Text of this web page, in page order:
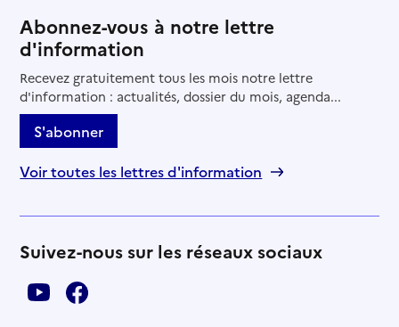
Abonnez-vous à notre lettre
d'information
Recevez gratuitement tous les mois notre lettre
d'information : actualités, dossier du mois, agenda...
S'abonner
Voir toutes les lettres d'information
Suivez-nous sur les réseaux sociaux